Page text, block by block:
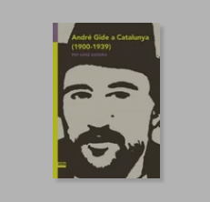
15%
dcto.
$ 25.00
$ 21.25